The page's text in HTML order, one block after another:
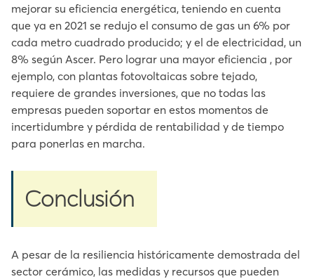
mejorar su eficiencia energética, teniendo en cuenta
que ya en 2021 se redujo el consumo de gas un 6% por
cada metro cuadrado producido; y el de electricidad, un
8% según Ascer. Pero lograr una mayor eficiencia , por
ejemplo, con plantas fotovoltaicas sobre tejado,
requiere de grandes inversiones, que no todas las
empresas pueden soportar en estos momentos de
incertidumbre y pérdida de rentabilidad y de tiempo
para ponerlas en marcha.
Conclusión
A pesar de la resiliencia históricamente demostrada del
sector cerámico, las medidas y recursos que pueden